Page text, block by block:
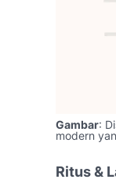
Gambar:
modern
Ritus &